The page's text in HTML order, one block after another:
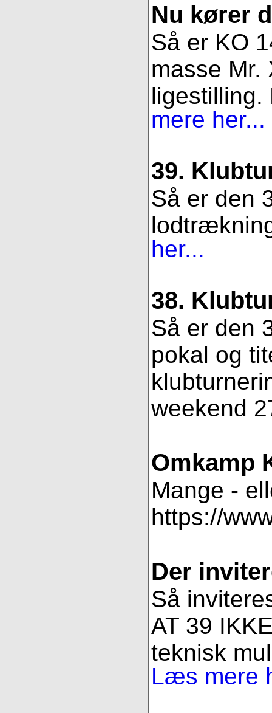
Nu kører
Så er KO
masse Mr.
mere her...
39.
Så er den
her...
38.
Så er den
pokal og
weekend
Omkamp
Mange -
https://
Der
Så
AT 39
teknisk
Læs mere